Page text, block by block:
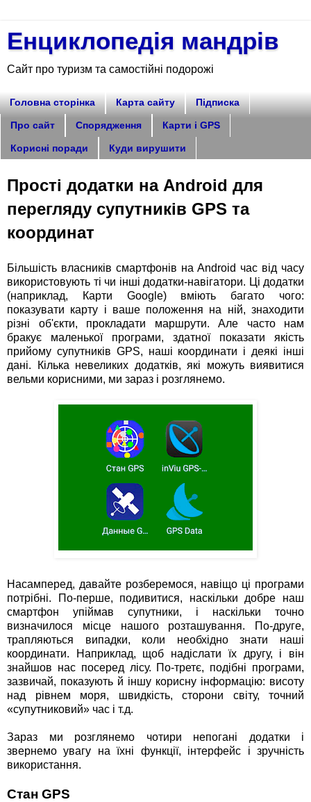
Енциклопедія мандрів
Сайт про туризм та самостійні подорожі
Головна сторінка Карта сайту Підписка
Про сайт Спорядження Карти і GPS
Корисні поради Куди вирушити
Прості додатки на Android для
перегляду супутників GPS та
координат
Більшість власників смартфонів на Android час від часу
використовують ті чи інші додатки-навігатори. Ці додатки
(наприклад, Карти Google) вміють багато чого:
показувати карту і ваше положення на ній, знаходити
різні об'єкти, прокладати маршрути. Але часто нам
бракує маленької програми, здатної показати якість
прийому супутників GPS, наші координати і деякі інші
дані. Кілька невеликих додатків, які можуть виявитися
вельми корисними, ми зараз і розглянемо.
Насамперед, давайте розберемося, навіщо ці програми
потрібні. По-перше, подивитися, наскільки добре наш
смартфон упіймав супутники, і наскільки точно
визначилося місце нашого розташування. По-друге,
трапляються випадки, коли необхідно знати наші
координати. Наприклад, щоб надіслати їх другу, і він
знайшов нас посеред лісу. По-третє, подібні програми,
зазвичай, показують й іншу корисну інформацію: висоту
над рівнем моря, швидкість, сторони світу, точний
«супутниковий» час і т.д.
Зараз ми розглянемо чотири непогані додатки і
звернемо увагу на їхні функції, інтерфейс і зручність
використання.
Стан GPS